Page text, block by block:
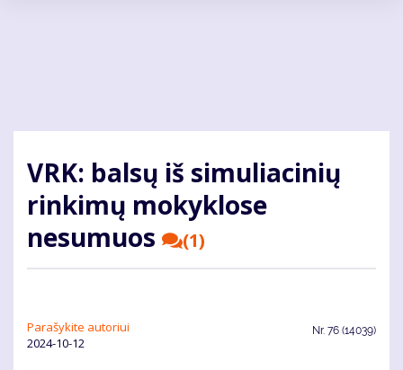
VRK: balsų iš simuliacinių
rinkimų mokyklose
nesumuos
(1)
Parašykite autoriui
2024-10-12
Nr. 76 (14039)